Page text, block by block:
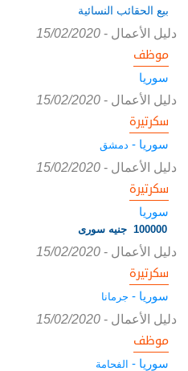
بيع الحقائب النسائية
دليل الأعمال -
15/02/2020
موظف
سوريا
دليل الأعمال -
15/02/2020
سكرتيرة
سوريا - دمشق
دليل الأعمال -
15/02/2020
سكرتيرة
سوريا
100000 جنيه سورى
دليل الأعمال -
15/02/2020
سكرتيرة
سوريا - جرمانا
دليل الأعمال -
15/02/2020
موظف
سوريا - الفحامة